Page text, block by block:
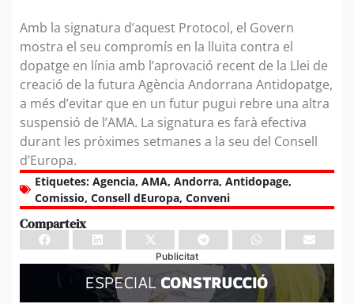
Amb la signatura d’aquest Protocol, el Govern
mostra el seu compromís en la lluita contra el
dopatge en línia amb l’aprovació recent de la Llei de
creació de la futura Agència Andorrana Antidopatge,
a més d’evitar que en un futur pugui rebre una altra
suspensió de l’AMA. La signatura es farà efectiva
durant les pròximes setmanes a la seu del Consell
d’Europa.
Etiquetes: Agencia, AMA, Andorra, Antidopage,
Comissio, Consell dEuropa, Conveni
Comparteix
Publicitat